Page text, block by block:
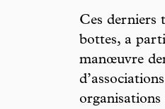
Ces derniers
bottes, a
manœuvre
organisations